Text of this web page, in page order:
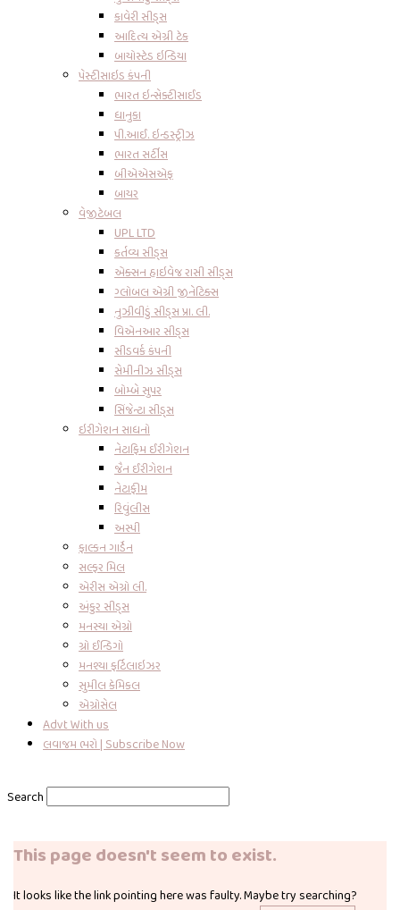
કાવેરી સીડ્સ
આદિત્ય એગ્રી ટેક
બાયોસ્ટેડ ઇન્ડિયા
પેસ્ટીસાઇડ કંપની
ભારત ઇન્સેક્ટીસાઈડ
ધાનુકા
પી.આઈ. ઇન્ડસ્ટ્રીઝ
ભારત સર્ટીસ
બીએએસએફ
બાયર
વેજીટેબલ
UPL LTD
કર્તવ્ય સીડ્સ
એક્સન હાઇવેજ રાસી સીડ્સ
ગ્લોબલ એગ્રી જીનેટિક્સ
નુઝીવીડું સીડ્સ પ્રા. લી.
વિએનઆર સીડ્સ
સીડવર્ક કંપની
સેમીનીઝ સીડ્સ
બોમ્બે સુપર
સિંજેન્ટા સીડ્સ
ઇરીગેશન સાધનો
નેટાફિમ ઈરીગેશન
જૈન ઈરીગેશન
નેટાફીમ
રિવુંલીસ
અસ્પી
ફાલ્કન ગાર્ડેન
સલ્ફર મિલ
એરીસ એગ્રો લી.
અંકુર સીડ્સ
મનસ્યા એગ્રો
ગ્રો ઈન્ડિગો
મનશ્યા ફર્ટિલાઇઝર
સુમીલ કેમિકલ
એગ્રોસેલ
Advt With us
લવાજમ ભરો | Subscribe Now
Search
This page doesn't seem to exist.
It looks like the link pointing here was faulty. Maybe try searching?